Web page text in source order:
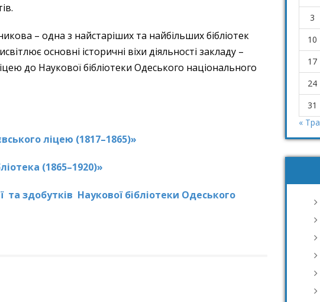
– одна з найстаріших та найбільших бібліотек
основні історичні віхи діяльності закладу –
до Наукової бібліотеки Одеського національного
ліцею (1817–1865)»
(1865–1920)»
здобутків Наукової бібліотеки Одеського
3
10
17
24
31
« Тра